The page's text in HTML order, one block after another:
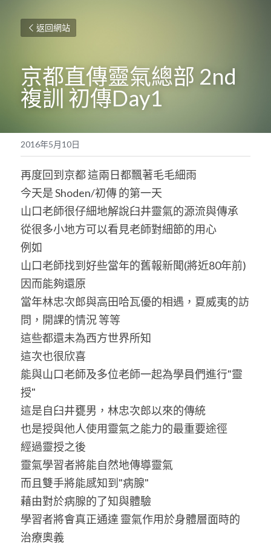
返回網站
京都直傳靈氣總部 2nd
複訓 初傳Day1
2016年5月10日
再度回到京都 這兩日都飄著毛毛細雨
今天是 Shoden/初傳 的第一天
山口老師很仔細地解說臼井靈氣的源流與傳承
從很多小地方可以看見老師對細節的用心
例如
山口老師找到好些當年的舊報新聞(將近80年前)
因而能夠還原
當年林忠次郎與高田哈瓦優的相遇，夏威夷的訪
問，開課的情況 等等
這些都還未為西方世界所知
這次也很欣喜
能與山口老師及多位老師一起為學員們進行"靈
授"
這是自臼井甕男，林忠次郎以來的傳統
也是授與他人使用靈氣之能力的最重要途徑
經過靈授之後
靈氣學習者將能自然地傳導靈氣
而且雙手將能感知到"病腺"
藉由對於病腺的了知與體驗
學習者將會真正通達 靈氣作用於身體層面時的
治療奧義